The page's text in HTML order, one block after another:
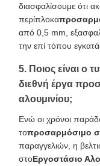
διασφαλίσουμε ότι
περίπλοκα
από 0,5 mm,
την επί τόπου
5. Ποιος είναι ο
διεθνή έργα
αλουμινίου;
Ενώ οι χρόνοι
τοπροσαρμόσιμο
παραγγελιών, η
στοΕργοστάσιο